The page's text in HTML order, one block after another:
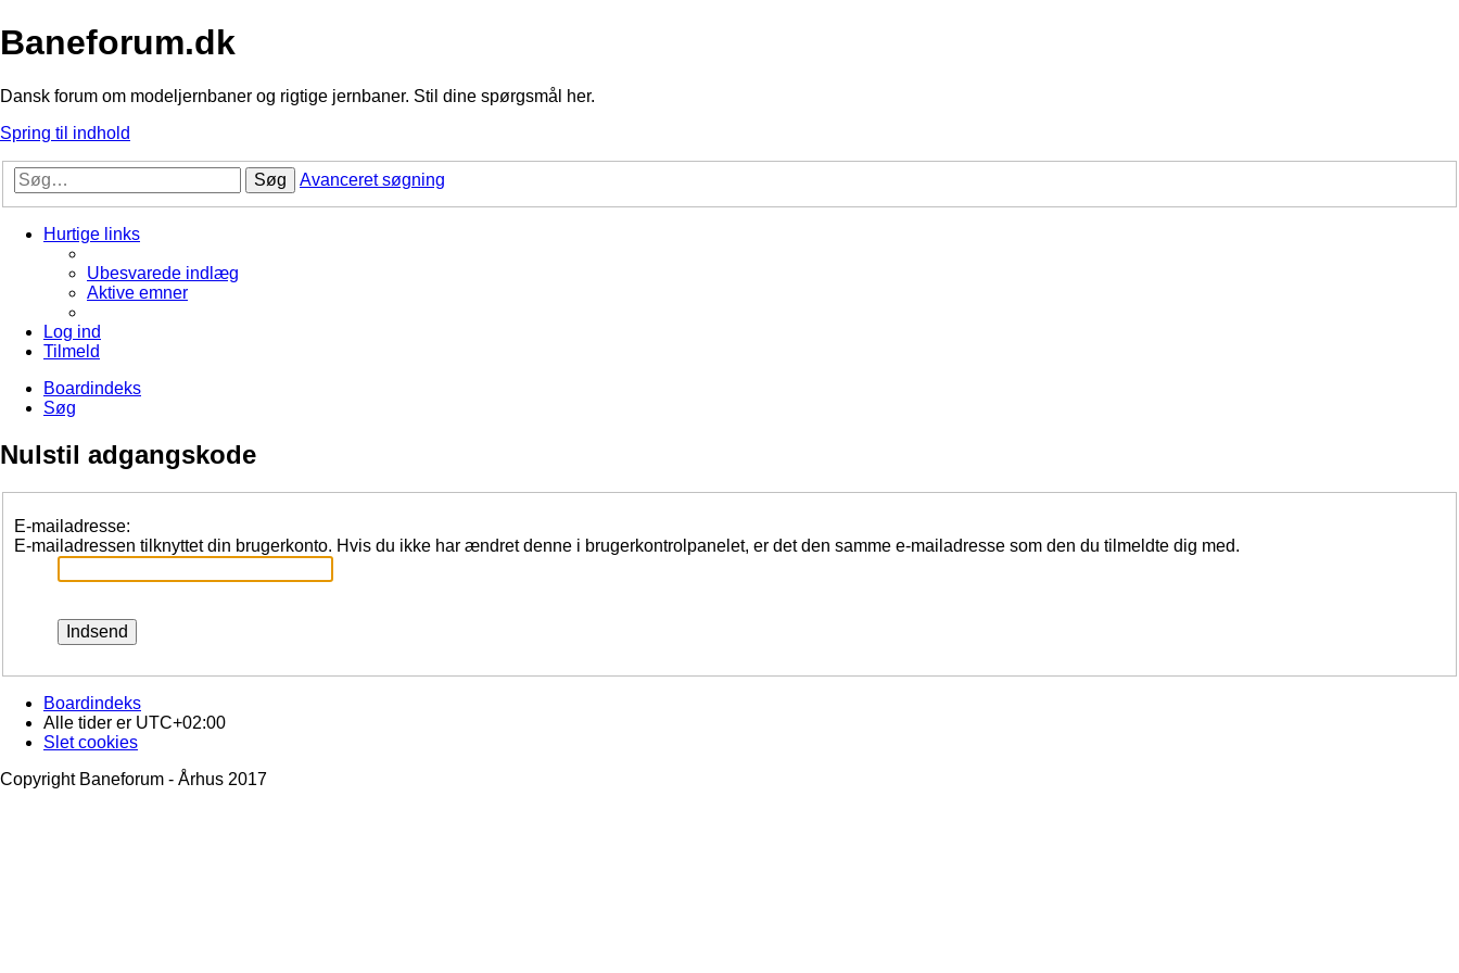
Baneforum.dk
Dansk forum om modeljernbaner og rigtige jernbaner. Stil dine spørgsmål her.
Spring til indhold
Søg Avanceret søgning
Hurtige links
Ubesvarede indlæg
Aktive emner
Log ind
Tilmeld
Boardindeks
Søg
Nulstil adgangskode
E-mailadresse:
E-mailadressen tilknyttet din brugerkonto. Hvis du ikke har ændret denne i brugerkontrolpanelet, er det den samme e-mailadresse som den du tilmeldte dig med.
Boardindeks
Alle tider er UTC+02:00
Slet cookies
Copyright Baneforum - Århus 2017